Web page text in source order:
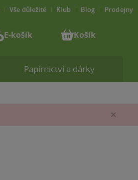
Papírnictví a dárky
Vše důležité Klub Blog Prodejny
E-košík Košík